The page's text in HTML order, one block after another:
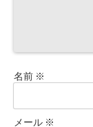
名前 ※
メール ※